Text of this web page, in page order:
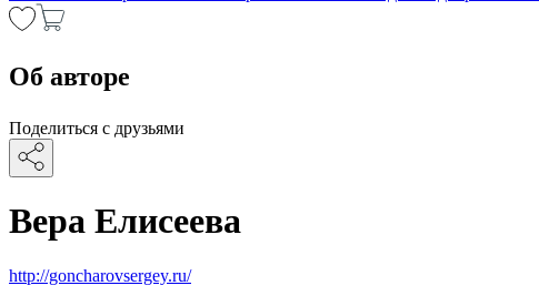
Об авторе
Поделиться с друзьями
Вера Елисеева
http://goncharovsergey.ru/